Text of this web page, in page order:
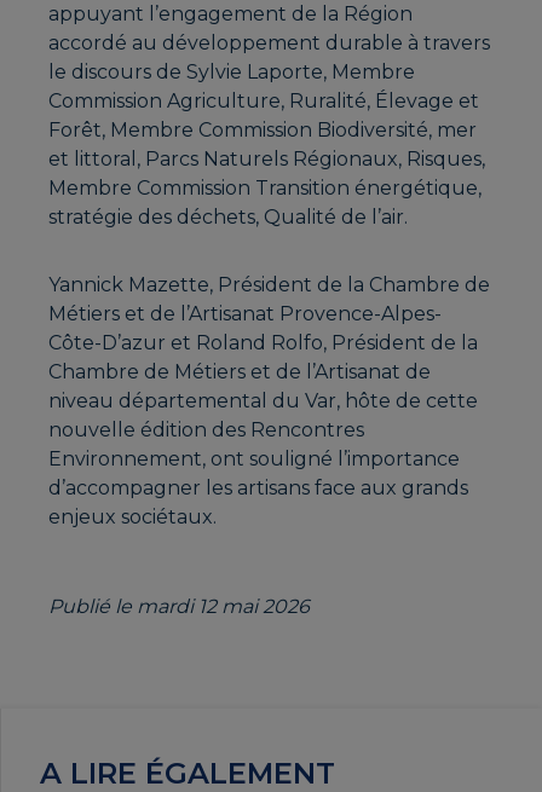
appuyant l’engagement de la Région
accordé au développement durable à travers
le discours de Sylvie Laporte, Membre
Commission Agriculture, Ruralité, Élevage et
Forêt, Membre Commission Biodiversité, mer
et littoral, Parcs Naturels Régionaux, Risques,
Membre Commission Transition énergétique,
stratégie des déchets, Qualité de l’air.
Yannick Mazette, Président de la Chambre de
Métiers et de l’Artisanat Provence-Alpes-
Côte-D’azur et Roland Rolfo, Président de la
Chambre de Métiers et de l’Artisanat de
niveau départemental du Var, hôte de cette
nouvelle édition des Rencontres
Environnement, ont souligné l’importance
d’accompagner les artisans face aux grands
enjeux sociétaux.
Publié le mardi 12 mai 2026
A LIRE ÉGALEMENT